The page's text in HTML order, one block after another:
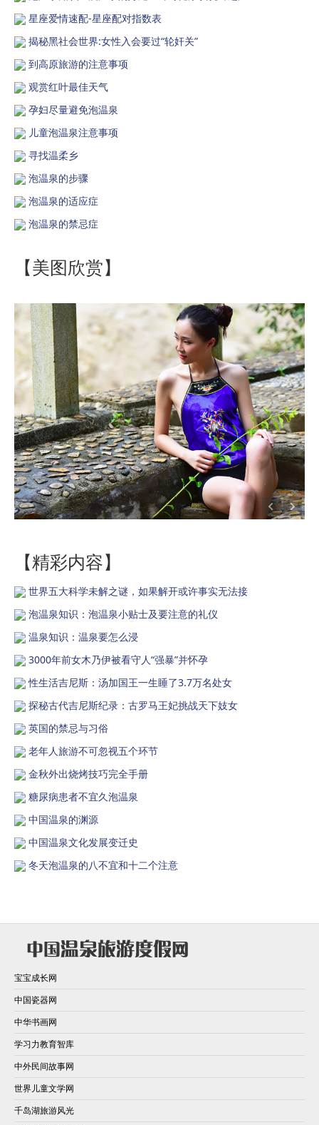
星座爱情速配-星座配对指数表
揭秘黑社会世界:女性入会要过“轮奸关”
到高原旅游的注意事项
观赏红叶最佳天气
孕妇尽量避免泡温泉
儿童泡温泉注意事项
寻找温柔乡
泡温泉的步骤
泡温泉的适应症
泡温泉的禁忌症
【美图欣赏】
【精彩内容】
世界五大科学未解之谜，如果解开或许事实无法接
泡温泉知识：泡温泉小贴士及要注意的礼仪
温泉知识：温泉要怎么浸
3000年前女木乃伊被看守人“强暴”并怀孕
性生活吉尼斯：汤加国王一生睡了3.7万名处女
探秘古代吉尼斯纪录：古罗马王妃挑战天下妓女
英国的禁忌与习俗
老年人旅游不可忽视五个环节
金秋外出烧烤技巧完全手册
糖尿病患者不宜久泡温泉
中国温泉的渊源
中国温泉文化发展变迁史
冬天泡温泉的八不宜和十二个注意
宝宝成长网
中国瓷器网
中华书画网
学习力教育智库
中外民间故事网
世界儿童文学网
千岛湖旅游风光